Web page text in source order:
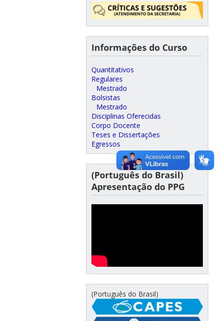
Informações do Curso
Quantitativos
Regulares
Mestrado
Bolsistas
Mestrado
Disciplinas Oferecidas
Corpo Docente
Teses e Dissertações
Egressos
(Português do Brasil)
Apresentação do PPG
(Português do Brasil)